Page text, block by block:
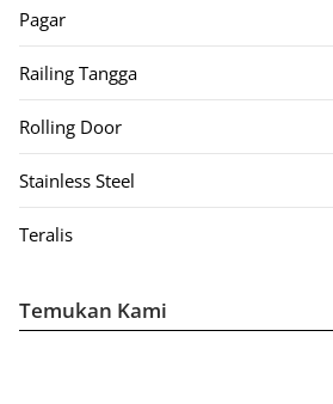
Pagar
Railing Tangga
Rolling Door
Stainless Steel
Teralis
Temukan Kami